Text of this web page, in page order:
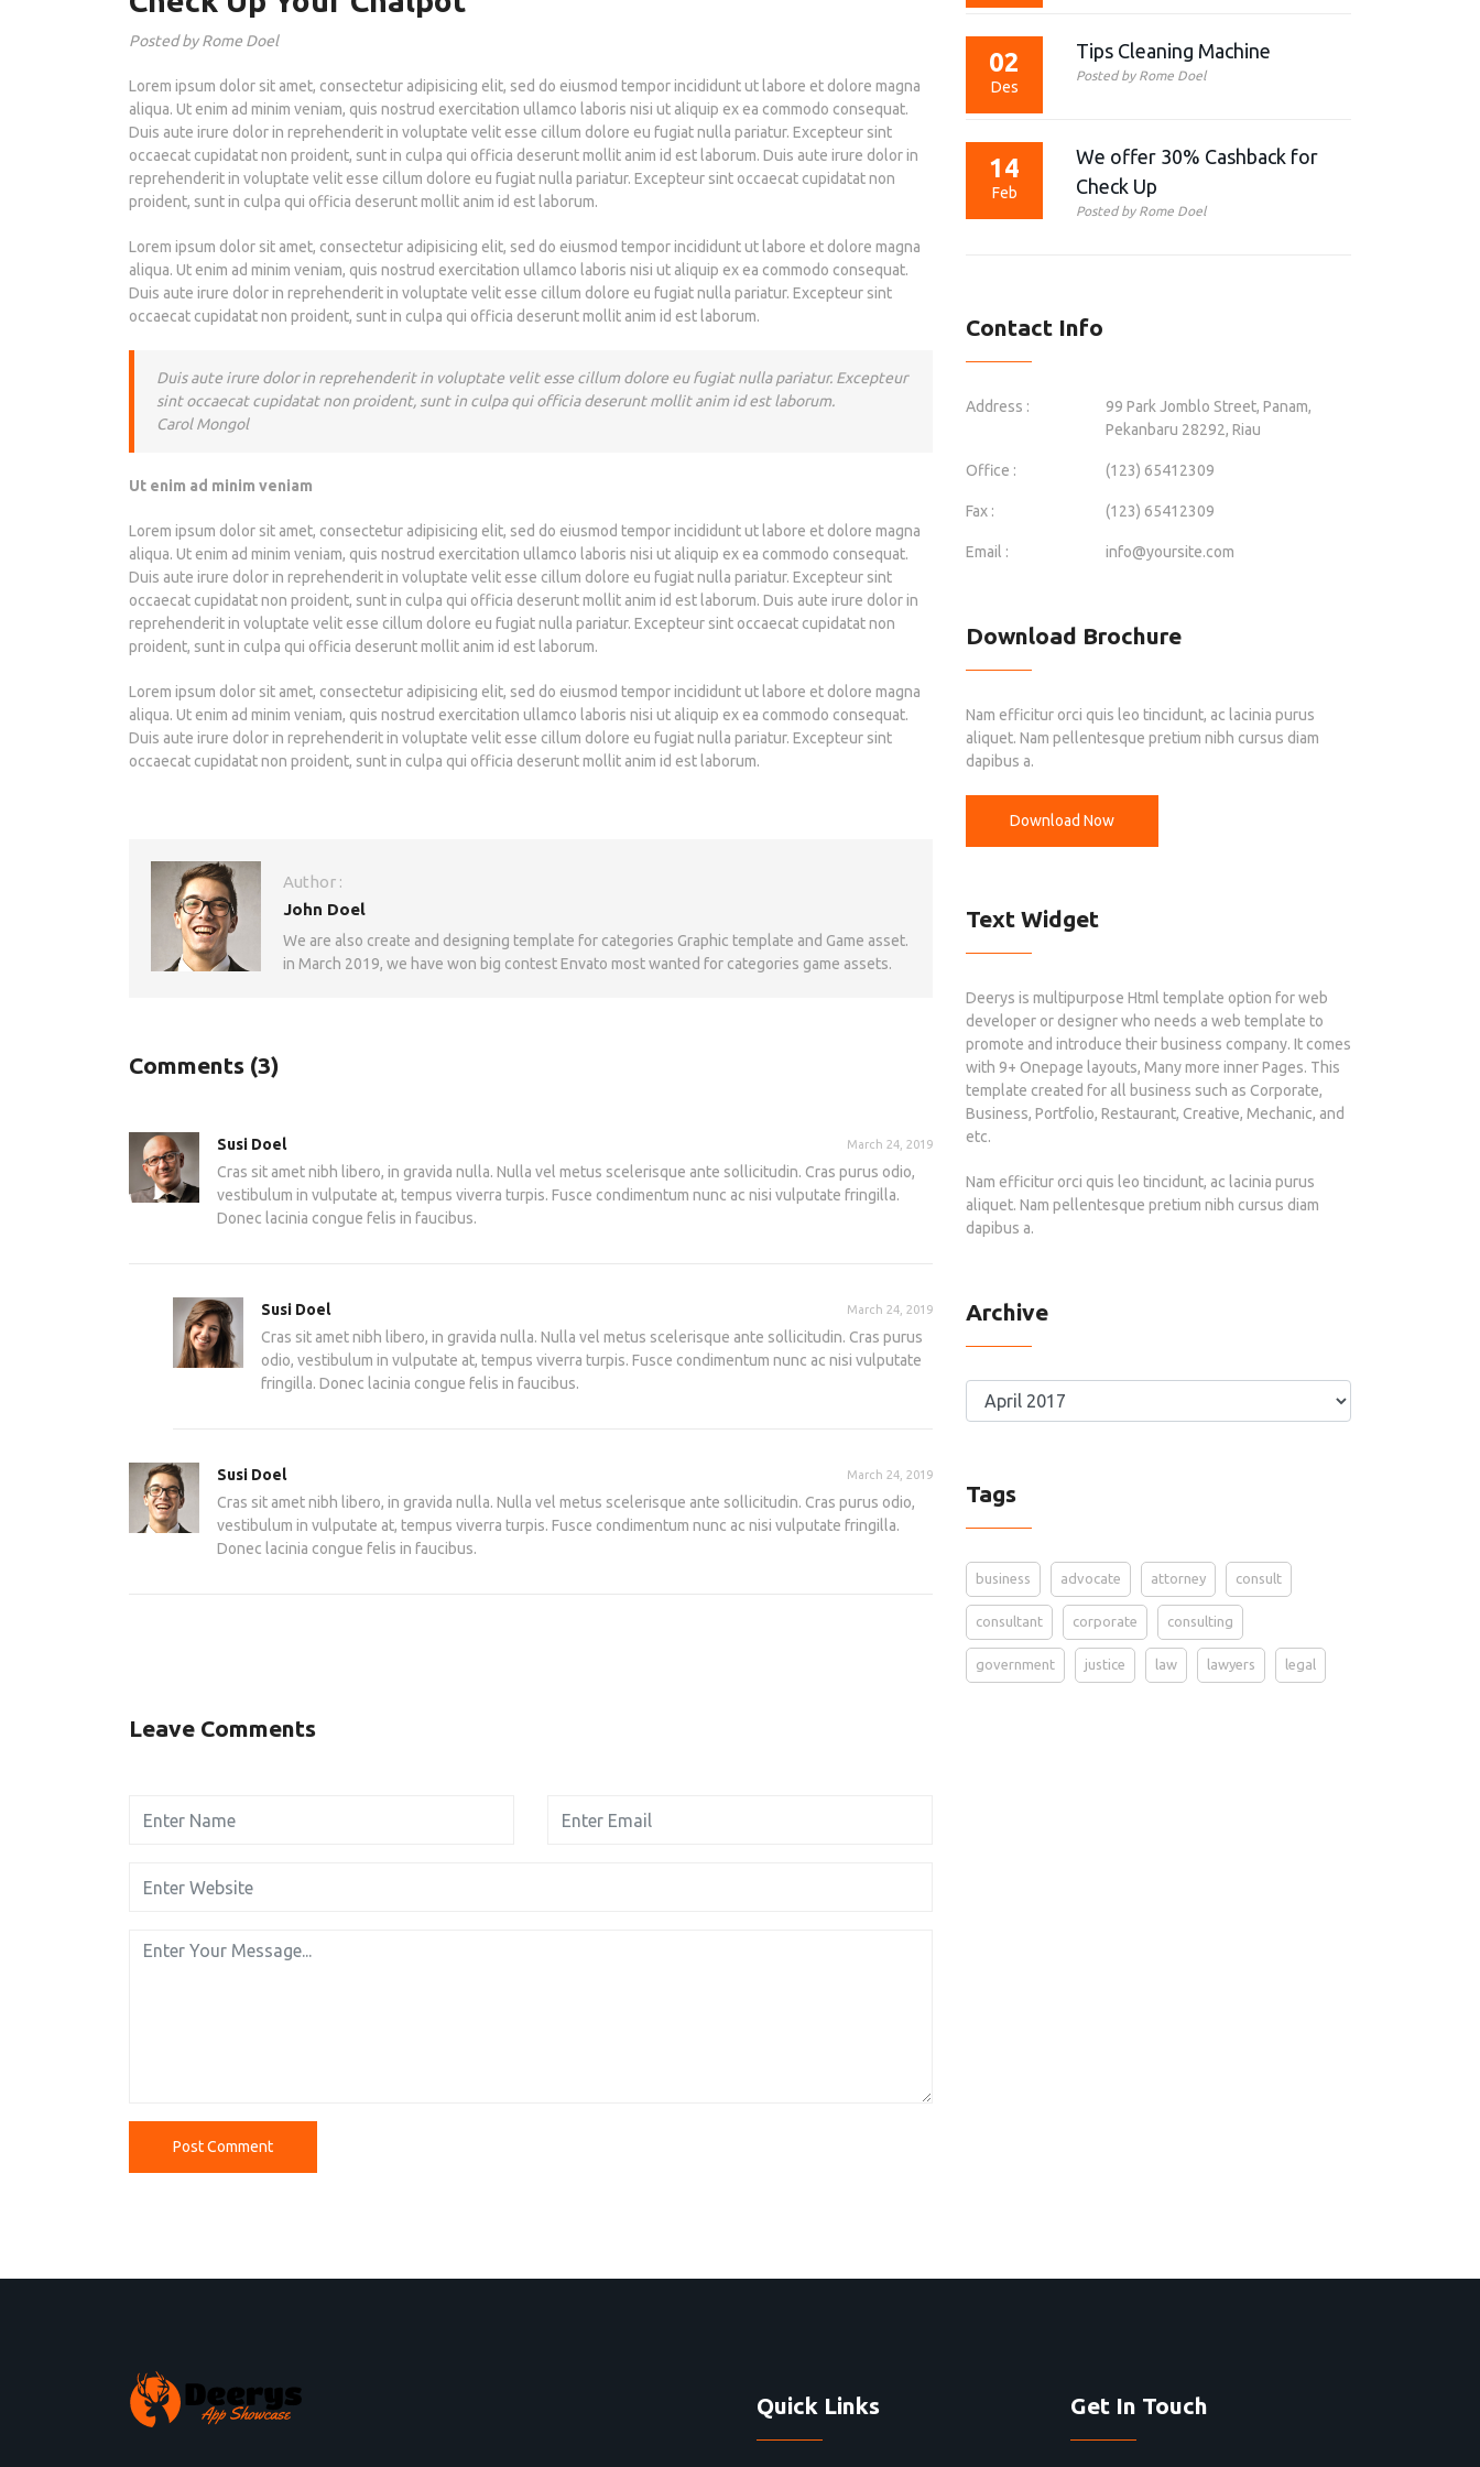
Posted by Rome Doel
Lorem ipsum dolor sit amet, consectetur adipisicing elit, sed do eiusmod tempor incididunt ut labore et dolore magna
aliqua. Ut enim ad minim veniam, quis nostrud exercitation ullamco laboris nisi ut aliquip ex ea commodo consequat.
Duis aute irure dolor in reprehenderit in voluptate velit esse cillum dolore eu fugiat nulla pariatur. Excepteur sint
occaecat cupidatat non proident, sunt in culpa qui officia deserunt mollit anim id est laborum. Duis aute irure dolor in
reprehenderit in voluptate velit esse cillum dolore eu fugiat nulla pariatur. Excepteur sint occaecat cupidatat non
proident, sunt in culpa qui officia deserunt mollit anim id est laborum.
Lorem ipsum dolor sit amet, consectetur adipisicing elit, sed do eiusmod tempor incididunt ut labore et dolore magna
aliqua. Ut enim ad minim veniam, quis nostrud exercitation ullamco laboris nisi ut aliquip ex ea commodo consequat.
Duis aute irure dolor in reprehenderit in voluptate velit esse cillum dolore eu fugiat nulla pariatur. Excepteur sint
occaecat cupidatat non proident, sunt in culpa qui officia deserunt mollit anim id est laborum.
Duis aute irure dolor in reprehenderit in voluptate velit esse cillum dolore eu fugiat nulla pariatur. Excepteur
sint occaecat cupidatat non proident, sunt in culpa qui officia deserunt mollit anim id est laborum.
Carol Mongol
Ut enim ad minim veniam
Lorem ipsum dolor sit amet, consectetur adipisicing elit, sed do eiusmod tempor incididunt ut labore et dolore magna
aliqua. Ut enim ad minim veniam, quis nostrud exercitation ullamco laboris nisi ut aliquip ex ea commodo consequat.
Duis aute irure dolor in reprehenderit in voluptate velit esse cillum dolore eu fugiat nulla pariatur. Excepteur sint
occaecat cupidatat non proident, sunt in culpa qui officia deserunt mollit anim id est laborum. Duis aute irure dolor in
reprehenderit in voluptate velit esse cillum dolore eu fugiat nulla pariatur. Excepteur sint occaecat cupidatat non
proident, sunt in culpa qui officia deserunt mollit anim id est laborum.
Lorem ipsum dolor sit amet, consectetur adipisicing elit, sed do eiusmod tempor incididunt ut labore et dolore magna
aliqua. Ut enim ad minim veniam, quis nostrud exercitation ullamco laboris nisi ut aliquip ex ea commodo consequat.
Duis aute irure dolor in reprehenderit in voluptate velit esse cillum dolore eu fugiat nulla pariatur. Excepteur sint
occaecat cupidatat non proident, sunt in culpa qui officia deserunt mollit anim id est laborum.
Author :
John Doel
We are also create and designing template for categories Graphic template and Game asset.
in March 2019, we have won big contest Envato most wanted for categories game assets.
Comments (3)
Susi Doel March 24, 2019
Cras sit amet nibh libero, in gravida nulla. Nulla vel metus scelerisque ante sollicitudin. Cras purus odio,
vestibulum in vulputate at, tempus viverra turpis. Fusce condimentum nunc ac nisi vulputate fringilla.
Donec lacinia congue felis in faucibus.
Susi Doel March 24, 2019
Cras sit amet nibh libero, in gravida nulla. Nulla vel metus scelerisque ante sollicitudin. Cras purus
odio, vestibulum in vulputate at, tempus viverra turpis. Fusce condimentum nunc ac nisi vulputate
fringilla. Donec lacinia congue felis in faucibus.
Susi Doel March 24, 2019
Cras sit amet nibh libero, in gravida nulla. Nulla vel metus scelerisque ante sollicitudin. Cras purus odio,
vestibulum in vulputate at, tempus viverra turpis. Fusce condimentum nunc ac nisi vulputate fringilla.
Donec lacinia congue felis in faucibus.
Leave Comments
Post Comment
02
Des
Tips Cleaning Machine
Posted by Rome Doel
14
Feb
We offer 30% Cashback for
Check Up
Posted by Rome Doel
Contact Info
Address :
99 Park Jomblo Street, Panam,
Pekanbaru 28292, Riau
Office : (123) 65412309
Fax : (123) 65412309
Email : info@yoursite.com
Download Brochure
Nam efficitur orci quis leo tincidunt, ac lacinia purus
aliquet. Nam pellentesque pretium nibh cursus diam
dapibus a.
Download Now
Text Widget
Deerys is multipurpose Html template option for web
developer or designer who needs a web template to
promote and introduce their business company. It comes
with 9+ Onepage layouts, Many more inner Pages. This
template created for all business such as Corporate,
Business, Portfolio, Restaurant, Creative, Mechanic, and
etc.
Nam efficitur orci quis leo tincidunt, ac lacinia purus
aliquet. Nam pellentesque pretium nibh cursus diam
dapibus a.
Archive
Tags
business advocate attorney consult
consultant corporate consulting
government justice law lawyers legal
Quick Links Get In Touch